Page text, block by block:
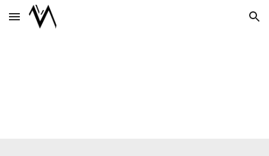
Skip to main content Skip to navigation